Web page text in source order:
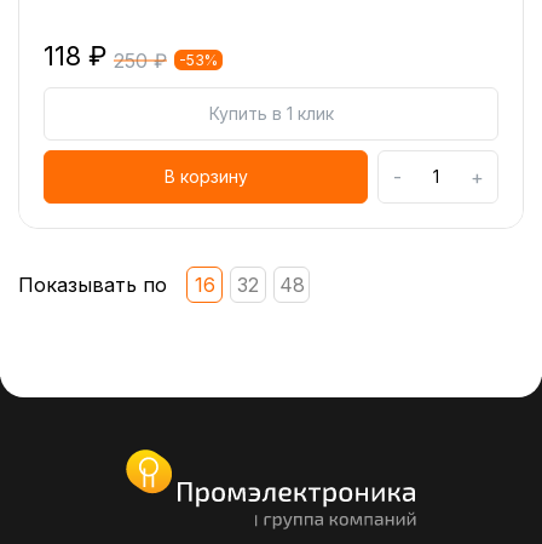
118 ₽ 250 ₽ -53%
Купить в 1 клик
В корзину - +
Показывать по 16 32 48